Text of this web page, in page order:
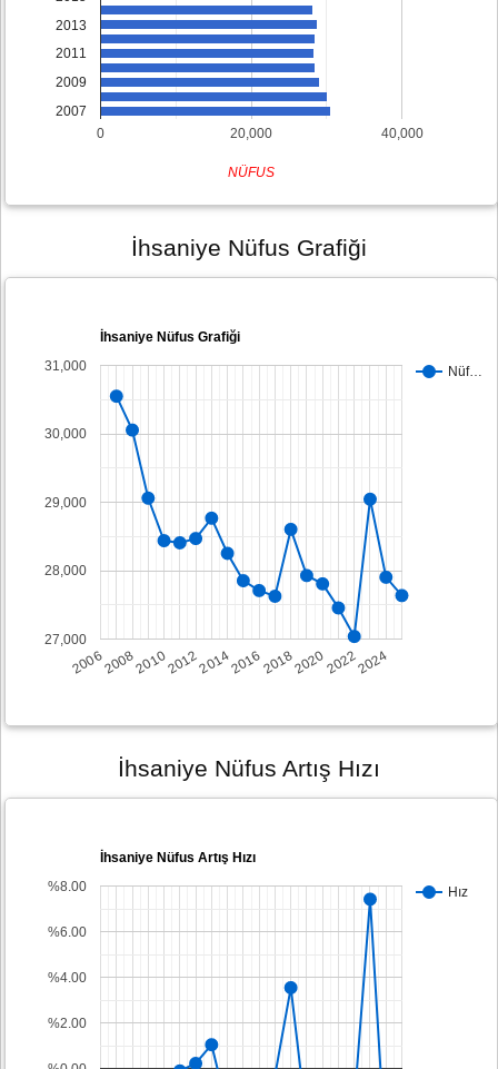
0 20,000 40,000
2013
2011
2009
2007
NÜFUS
İhsaniye Nüfus Grafiği
İhsaniye Nüfus Grafiği
Nüf…
2006200820102012201420162018202020222024
27,000
28,000
29,000
30,000
31,000
İhsaniye Nüfus Artış Hızı
İhsaniye Nüfus Artış Hızı
Hız
%2.00
%4.00
%6.00
%8.00